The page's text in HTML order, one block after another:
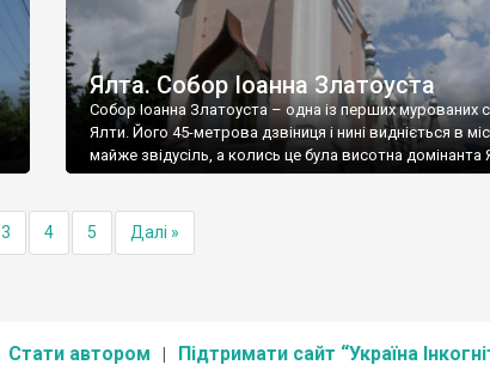
Ялта. Собор Іоанна Златоуста
Собор Іоанна Златоуста – одна із перших мурованих
Ялти. Його 45-метрова дзвіниця і нині видніється в
майже звідусіль, а колись це була висотна домінанта
3 4 5 Далі »
Стати автором Підтримати сайт “Україна